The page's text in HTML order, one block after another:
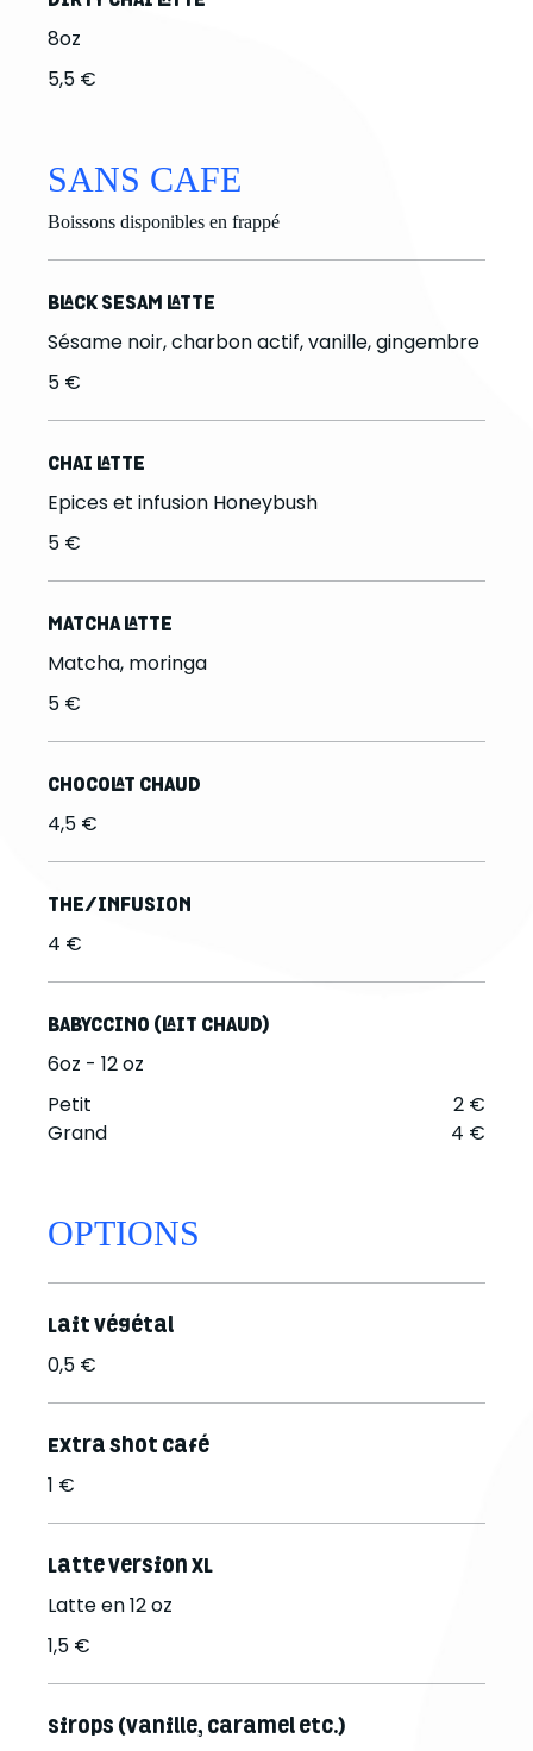
8oz
5,5 €
SANS CAFE
Boissons disponibles en frappé
BLACK SESAM LATTE
Sésame noir, charbon actif, vanille, gingembre
5 €
CHAI LATTE
Epices et infusion Honeybush
5 €
MATCHA LATTE
Matcha, moringa
5 €
CHOCOLAT CHAUD
4,5 €
THE/INFUSION
4 €
BABYCCINO (LAIT CHAUD)
6oz - 12 oz
Petit
2 €
Grand
4 €
OPTIONS
Lait végétal
0,5 €
Extra shot café
1 €
Latte version XL
Latte en 12 oz
1,5 €
Sirops (vanille, caramel etc.)